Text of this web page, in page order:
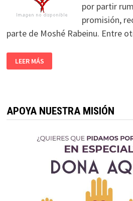
por partir
promisión,
parte de Moshé Rabeinu. Entre
LEER MÁS
APOYA NUESTRA MISIÓN